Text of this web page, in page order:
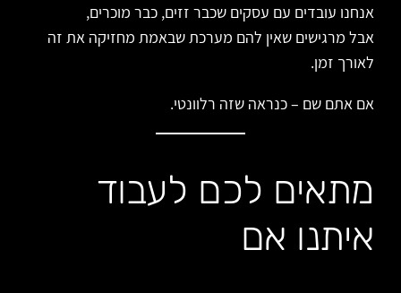
אנחנו עובדים עם עסקים שכבר זזים, כבר מוכרים,
אבל מרגישים שאין להם מערכת שבאמת מחזיקה את זה
לאורך זמן.
אם אתם שם – כנראה שזה רלוונטי.
מתאים לכם לעבוד
איתנו אם